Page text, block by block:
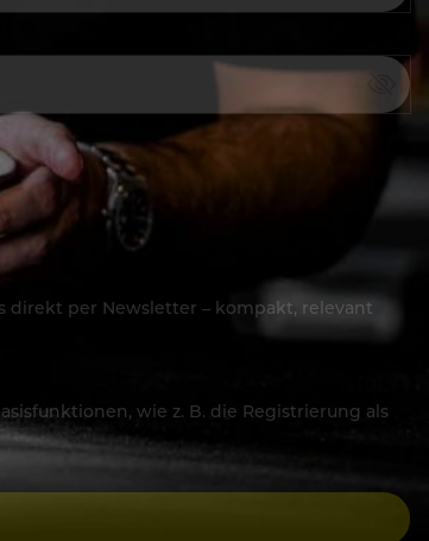
direkt per Newsletter – kompakt, relevant
wie z. B. die Registrierung als